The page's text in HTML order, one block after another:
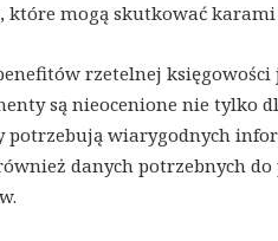
które mogą skutkować
rzetelnej
są nieocenione nie tylko
potrzebują wiarygodnych
danych potrzebnych